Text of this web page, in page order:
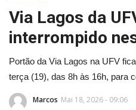
Quem Somos
Como Anunciar
Contato
Eleições 2026
Via Lagos da
interrompido
Portão da Via Lagos na UFV
terça (19), das 8h às 16h, para
Marcos Mai 18, 2026 - 09:06